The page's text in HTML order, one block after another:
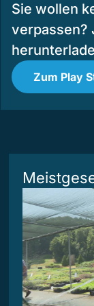
Sie wollen
verpassen?
Zum Play